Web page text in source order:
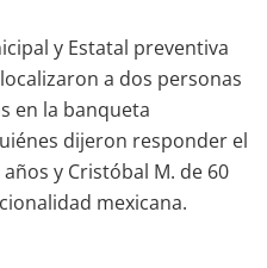
y Estatal preventiva
a dos personas
en la banqueta
dijeron responder el
y Cristóbal M. de 60
mexicana.